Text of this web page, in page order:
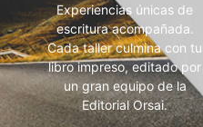
Experiencias únicas de
escritura acompañada.
Cada taller culmina con tu
libro impreso, editado por
un gran equipo de la
Editorial Orsai.